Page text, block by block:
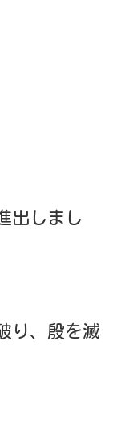
出しまし
り、殷を滅